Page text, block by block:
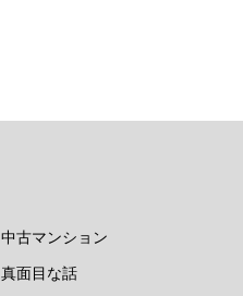
中古マンション
真面目な話